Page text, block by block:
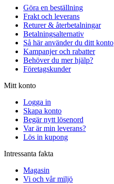
Göra en beställning
Frakt och leverans
Returer & återbetalningar
Betalningsalternativ
Så här använder du ditt konto
Kampanjer och rabatter
Behöver du mer hjälp?
Företagskunder
Mitt konto
Logga in
Skapa konto
Begär nytt lösenord
Var är min leverans?
Lös in kupong
Intressanta fakta
Magasin
Vi och vår miljö